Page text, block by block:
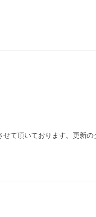
て頂いております。更新